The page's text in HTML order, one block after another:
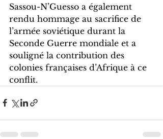
Sassou-N’Guesso a également
rendu hommage au sacrifice de
l’armée soviétique durant la
Seconde Guerre mondiale et a
souligné la contribution des
colonies françaises d’Afrique à ce
conflit.